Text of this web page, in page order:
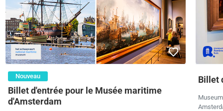
Nouveau
Billet d'entrée pour le Musée maritime
d'Amsterdam
Billet